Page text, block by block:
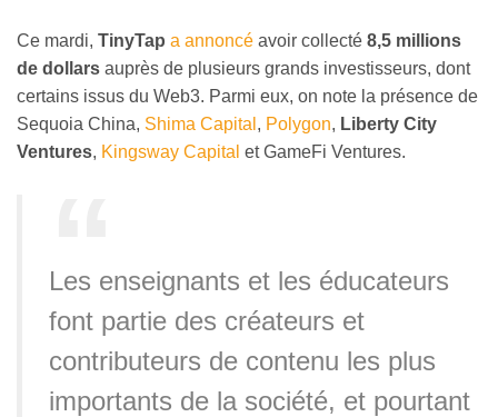
Ce mardi, TinyTap a annoncé avoir collecté 8,5 millions
de dollars auprès de plusieurs grands investisseurs, dont
certains issus du Web3. Parmi eux, on note la présence de
Sequoia China, Shima Capital , Polygon, Liberty City
Ventures, Kingsway Capital et GameFi Ventures.
Les enseignants et les éducateurs
font partie des créateurs et
contributeurs de contenu les plus
importants de la société, et pourtant